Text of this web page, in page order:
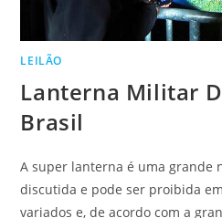
LEILÃO
Lanterna Militar
Brasil
A super lanterna é uma grande
discutida e pode ser proibida
variados e, de acordo com a